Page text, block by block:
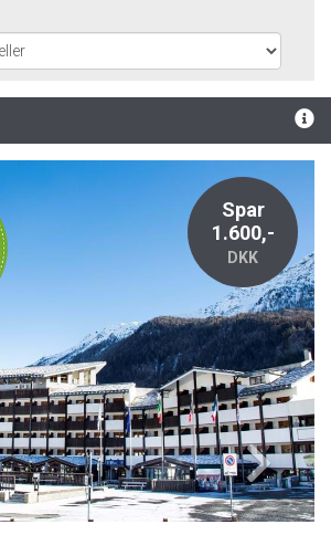
Spar
1.600,-
DKK